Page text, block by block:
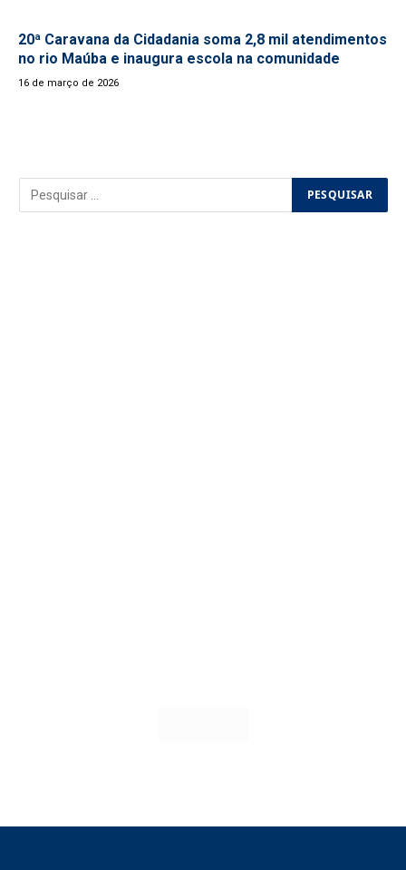
20ª Caravana da Cidadania soma 2,8 mil atendimentos
no rio Maúba e inaugura escola na comunidade
16 de março de 2026